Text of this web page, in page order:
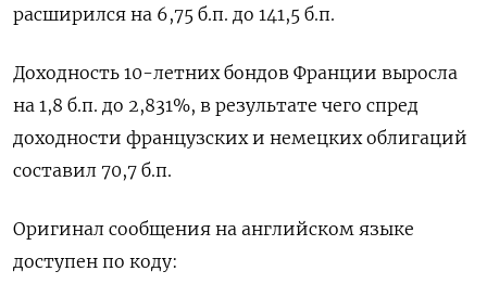
расширился на 6,75 б.п. до 141,5 б.п.
Доходность 10-летних бондов Франции выросла
на 1,8 б.п. до 2,831%, в результате чего спред
доходности французских и немецких облигаций
составил 70,7 б.п.
Оригинал сообщения на английском языке
доступен по коду: